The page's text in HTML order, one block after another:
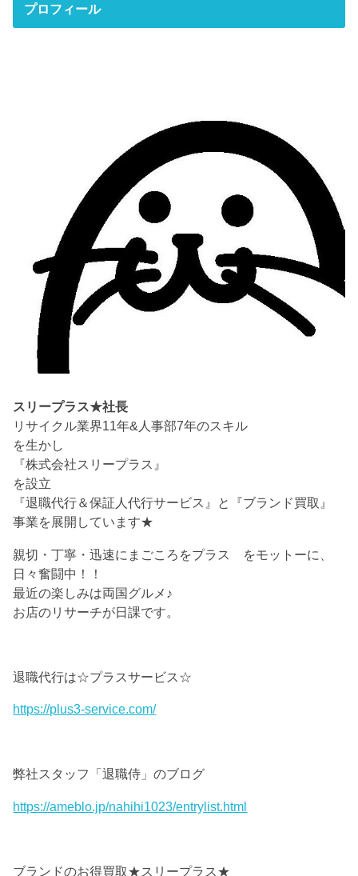
プロフィール
スリープラス★社長
リサイクル業界11年&人事部7年のスキル
を生かし
『株式会社スリープラス』
を設立
『退職代行＆保証人代行サービス』と『ブランド買取』
事業を展開しています★
親切・丁寧・迅速にまごころをプラス をモットーに、
日々奮闘中！！
最近の楽しみは両国グルメ♪
お店のリサーチが日課です。
退職代行は☆プラスサービス☆
https://plus3-service.com/
弊社スタッフ「退職侍」のブログ
https://ameblo.jp/nahihi1023/entrylist.html
ブランドのお得買取★スリープラス★